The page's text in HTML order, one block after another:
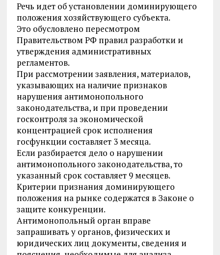
Речь идет об установлении доминирующего
положения хозяйствующего субъекта.
Это обусловлено пересмотром
Правительством РФ правил разработки и
утверждения административных
регламентов.
При рассмотрении заявления, материалов,
указывающих на наличие признаков
нарушения антимонопольного
законодательства, и при проведении
госконтроля за экономической
концентрацией срок исполнения
госфункции составляет 3 месяца.
Если разбирается дело о нарушении
антимонопольного законодательства, то
указанный срок составляет 9 месяцев.
Критерии признания доминирующего
положения на рынке содержатся в Законе о
защите конкуренции.
Антимонопольный орган вправе
запрашивать у органов, физических и
юридических лиц документы, сведения и